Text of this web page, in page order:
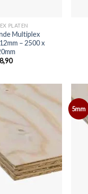
PLATEN
Multiplex
– 2500 x
5mm